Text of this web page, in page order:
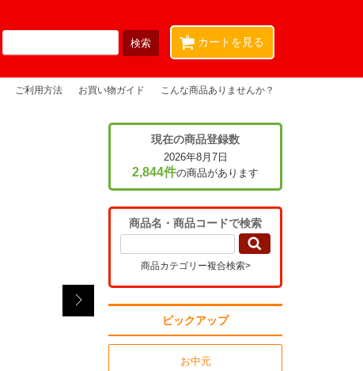
カートを見る
0
ご利用方法 お買い物ガイド こんな商品ありませんか？
現在の商品登録数
2026年8月7日
2,844件の商品があります
商品名・商品コードで検索
商品カテゴリー複合検索>
ピックアップ
お中元